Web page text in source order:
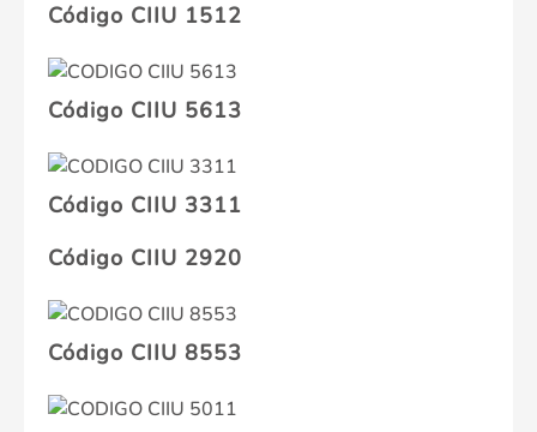
Código CIIU 1512
Código CIIU 5613
Código CIIU 3311
Código CIIU 2920
Código CIIU 8553